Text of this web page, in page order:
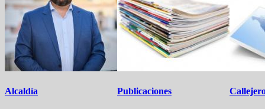
Alcaldía Publicaciones